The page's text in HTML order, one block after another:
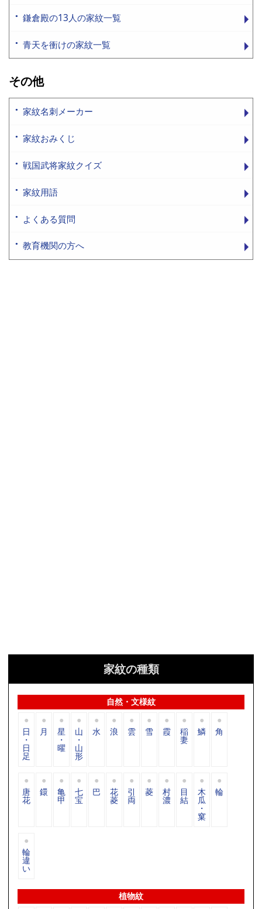
鎌倉殿の13人の家紋一覧
青天を衝けの家紋一覧
その他
家紋名刺メーカー
家紋おみくじ
戦国武将家紋クイズ
家紋用語
よくある質問
教育機関の方へ
家紋の種類
自然・文様紋
日
・
日
足
月 星
・
曜
山
・
山
形
水 浪 雲 雪 霞 稲
妻
鱗 角
唐
花
鐶 亀
甲
七
宝
巴 花
菱
引
両
菱 村
濃
目
結
木
瓜
・
窠
輪
輪
違
い
植物紋